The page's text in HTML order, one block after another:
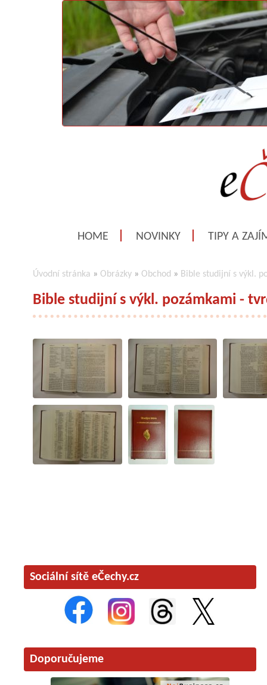
HOME NOVINKY TIPY A
Úvodní stránka » Obrázky » Obchod » Bible studijní s výkl.
Bible studijní s výkl. pozámkami -
Sociální sítě eČechy.cz
Doporučujeme